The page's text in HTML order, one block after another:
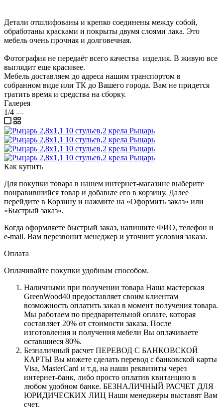
Детали отшлифованы и крепко соединены между собой,
обработаны красками и покрыты двумя слоями лака. Это
мебель очень прочная и долговечная.
Фотография не передаёт всего качества изделия. В живую все
выглядит еще красивее.
Мебель доставляем до адреса нашим транспортом в
собранном виде или ТК до Вашего города. Вам не придется
тратить время и средства на сборку.
Галерея
1/4 —
Как купить
Для покупки товара в нашем интернет-магазине выберите
понравившийся товар и добавьте его в корзину. Далее
перейдите в Корзину и нажмите на «Оформить заказ» или
«Быстрый заказ».
Когда оформляете быстрый заказ, напишите ФИО, телефон и
e-mail. Вам перезвонит менеджер и уточнит условия заказа.
Оплата
Оплачивайте покупки удобным способом.
Наличными при получении товара Наша мастерская
GreenWood40 предоставляет своим клиентам
возможность оплатить заказ в момент получения товара.
Мы работаем по предварительной оплате, которая
составляет 20% от стоимости заказа. После
изготовления и получения мебели Вы оплачиваете
оставшиеся 80%.
Безналичный расчет ПЕРЕВОД С БАНКОВСКОЙ
КАРТЫ Вы можете сделать перевод с банковской карты
Visa, MasterCard и т.д, на наши реквизиты через
интернет-банк, либо просто оплатив квитанцию в
любом удобном банке. БЕЗНАЛИЧНЫЙ РАСЧЕТ ДЛЯ
ЮРИДИЧЕСКИХ ЛИЦ Наши менеджеры выставят Вам
счет.